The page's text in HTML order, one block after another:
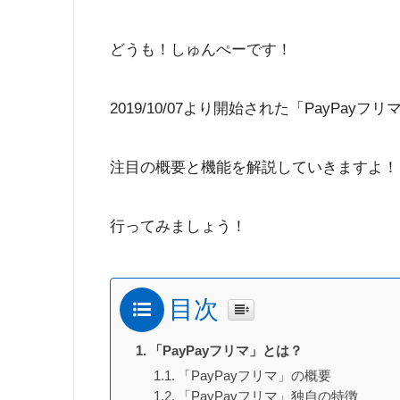
どうも！しゅんぺーです！
2019/10/07より開始された「PayPayフリ
注目の概要と機能を解説していきますよ！
行ってみましょう！
目次
「PayPayフリマ」とは？
「PayPayフリマ」の概要
「PayPayフリマ」独自の特徴